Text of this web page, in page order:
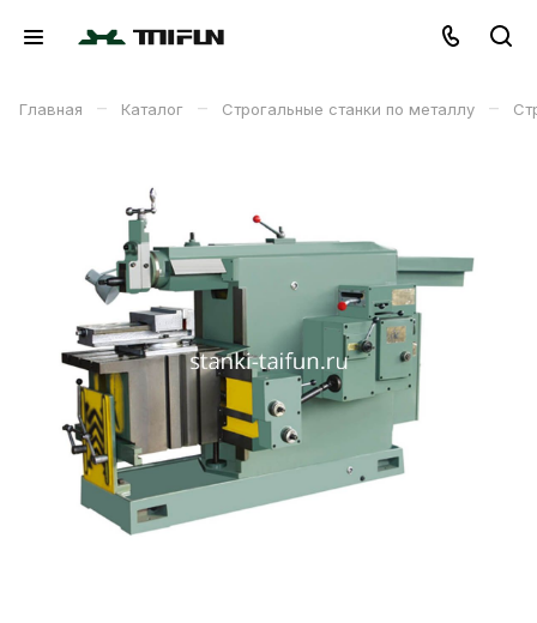
Главная – Каталог – Строгальные станки по металлу –